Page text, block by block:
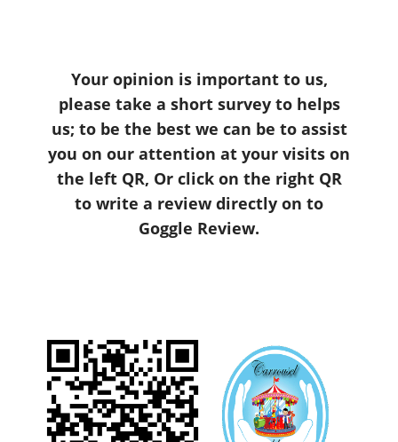
Your opinion is important to us,
please take a short survey to helps
us; to be the best we can be to assist
you on our attention at your visits on
the left QR, Or click on the right QR
to write a review directly on to
Goggle Review.